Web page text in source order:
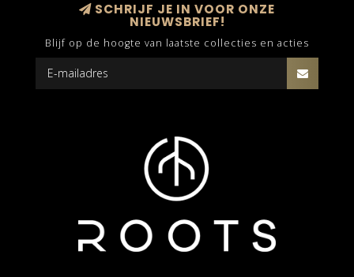
SCHRIJF JE IN VOOR ONZE
NIEUWSBRIEF!
Blijf op de hoogte van laatste collecties en acties